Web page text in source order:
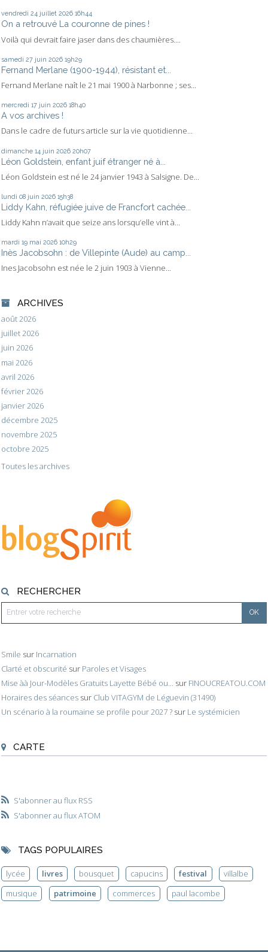
vendredi 24 juillet 2026 16h44
On a retrouvé La couronne de pines !
Voilà qui devrait faire jaser dans des chaumières....
samedi 27 juin 2026 19h29
Fernand Merlane (1900-1944), résistant et...
Fernand Merlane naît le 21 mai 1900 à Narbonne ; ses...
mercredi 17 juin 2026 18h40
A vos archives !
Dans le cadre de futurs article sur la vie quotidienne...
dimanche 14 juin 2026 20h07
Léon Goldstein, enfant juif étranger né à...
Léon Goldstein est né le 24 janvier 1943 à Salsigne. De...
lundi 08 juin 2026 15h38
Liddy Kahn, réfugiée juive de Francfort cachée...
Liddy Kahn n’avait que seize ans lorsqu’elle vint à...
mardi 19 mai 2026 10h29
Inès Jacobsohn : de Villepinte (Aude) au camp...
Ines Jacobsohn est née le 2 juin 1903 à Vienne...
ARCHIVES
août 2026
juillet 2026
juin 2026
mai 2026
avril 2026
février 2026
janvier 2026
décembre 2025
novembre 2025
octobre 2025
Toutes les archives
RECHERCHER
Smile sur Incarnation
Clarté et obscurité sur Paroles et Visages
Mise àà Jour-Modèles Gratuits Layette Bébé ou... sur FINOUCREATOU.COM
Horaires des séances sur Club VITAGYM de Léguevin (31490)
Un scénario à la roumaine se profile pour 2027 ? sur Le systémicien
CARTE
S'abonner au flux RSS
S'abonner au flux ATOM
TAGS POPULAIRES
lycée livres bousquet capucins festival
villalbe
musique
patrimoine commerces paul lacombe